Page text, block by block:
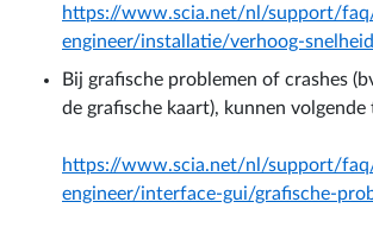
https://www.scia.net/nl/support/
engineer/installatie/verhoog-
Bij grafische problemen of crashes
de grafische kaart), kunnen volgende
https://www.scia.net/nl/support/
engineer/interface-gui/grafische-